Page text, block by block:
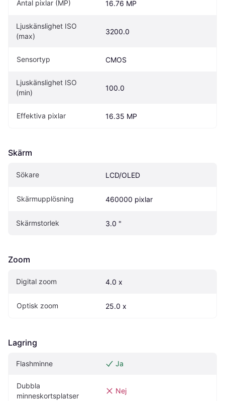
Antal pixlar (MP) 16.76 MP
Ljuskänslighet ISO
(max)
3200.0
Sensortyp CMOS
Ljuskänslighet ISO
(min)
100.0
Effektiva pixlar 16.35 MP
Skärm
Sökare LCD/OLED
Skärmupplösning 460000 pixlar
Skärmstorlek 3.0 "
Zoom
Digital zoom 4.0 x
Optisk zoom 25.0 x
Lagring
Flashminne Ja
Dubbla
minneskortsplatser
Nej